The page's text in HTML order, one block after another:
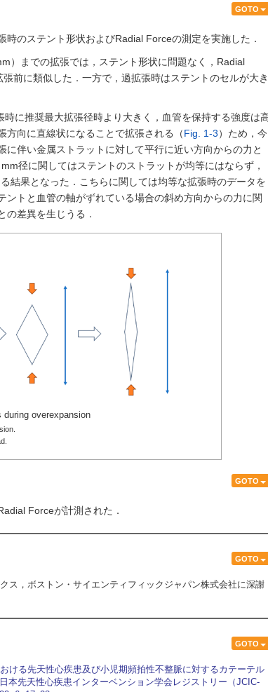
GOTO
のステント形状およびRadial Forceの測定を実施した．
）までの拡張では，ステント形状に問題なく，Radial
前に類似した．一方で，過拡張時はステントのセルが大き
に推奨最大拡張径時より大きく，血管を保持する強度は
方向に直線状になることで拡張される（Fig. 1-3）ため，今
伴い金属ストラットに対して平行に近い方向からの力と
径に関してはステントのストラットが均等にはならず，
結果となった．こちらに関しては均等な拡張時のデータを
トと血管の軸がずれている場合の斜め方向からの力に関
の差異を生じうる．
overexpansion
GOTO
Forceが計測された．
GOTO
ス，ボストン・サイエンティフィックジャパン株式会社に深謝
GOTO
る先天性心疾患及び小児期頻拍性不整脈に対するカテーテル
本先天性心疾患インターベンション学会レジストリー（JCIC-